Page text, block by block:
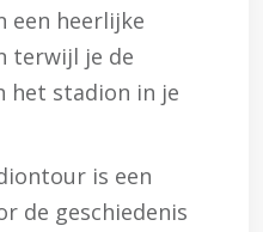
een heerlijke
terwijl je de
het stadion in je
is een
de geschiedenis